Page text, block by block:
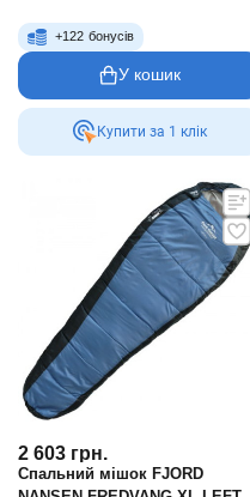
+122 бонусів
У кошик
Купити за 1 клiк
2 603 грн.
Спальний мішок FJORD